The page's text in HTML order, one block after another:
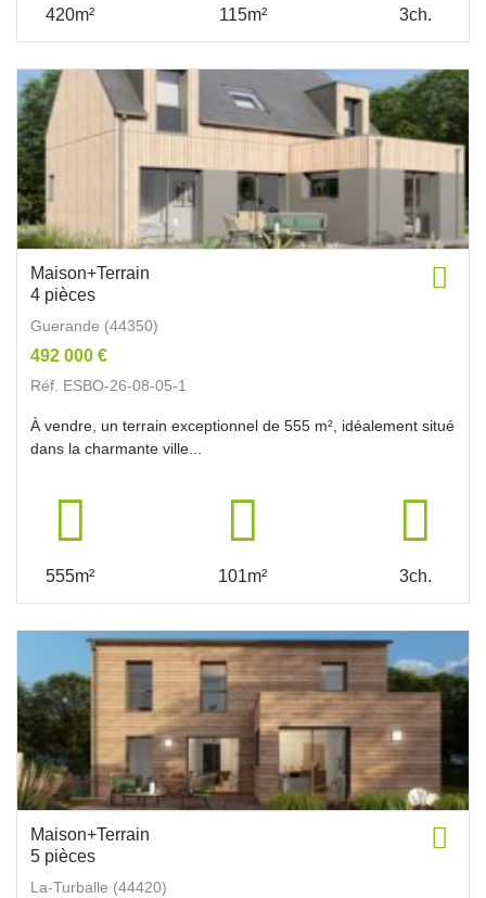
420m² 115m² 3ch.
Maison+Terrain
4 pièces
Guerande (44350)
492 000 €
Réf. ESBO-26-08-05-1
À vendre, un terrain exceptionnel de 555 m², idéalement situé
dans la charmante ville...
555m² 101m² 3ch.
Maison+Terrain
5 pièces
La-Turballe (44420)